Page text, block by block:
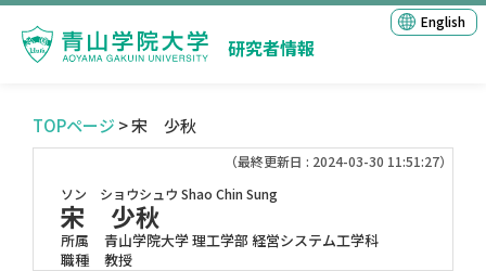
研究者情報
English
TOPページ > 宋 少秋
（最終更新日 : 2024-03-30 11:51:27）
ソン ショウシュウ Shao Chin Sung
宋 少秋
所属
青山学院大学 理工学部 経営システム工学科
職種
教授